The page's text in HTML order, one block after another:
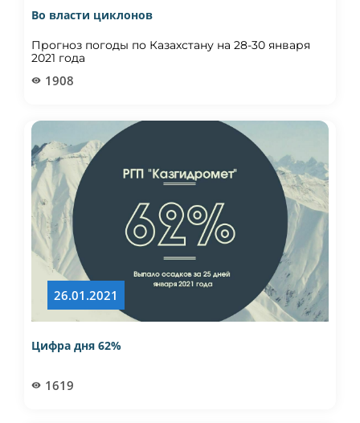
Во власти циклонов
Прогноз погоды по Казахстану на 28-30 января
2021 года
1908
26.01.2021
Цифра дня 62%
1619